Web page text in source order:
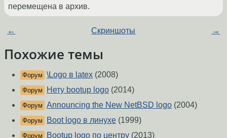
перемещена в архив.
← Скриншоты →
Похожие темы
Форум \Logo в latex (2008)
Форум Нету bootup logo (2014)
Форум Announcing the New NetBSD logo (2004)
Форум Boot logo в линухе (1999)
Форум Bootup logo по центру (2013)